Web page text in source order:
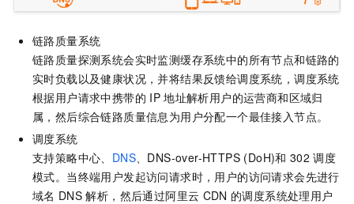
链路质量系统
链路质量探测系统会实时监测缓存系统中的所有节点和链路的
实时负载以及健康状况，并将结果反馈给调度系统，调度系统
根据用户请求中携带的 IP 地址解析用户的运营商和区域归
属，然后综合链路质量信息为用户分配一个最佳接入节点。
调度系统
支持策略中心、 DNS 、DNS-over-HTTPS (DoH)和 302 调度
模式。当终端用户发起访问请求时，用户的访问请求会先进行
域名 DNS 解析，然后通过阿里云 CDN 的调度系统处理用户